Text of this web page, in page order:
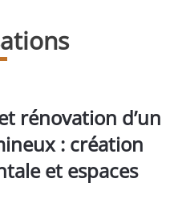
rénovation d’un
: création
et espaces